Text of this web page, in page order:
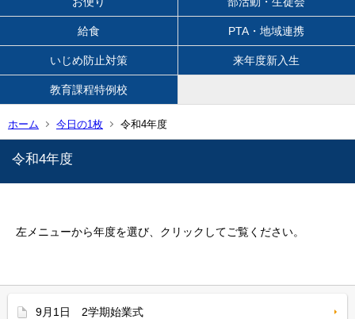
給食 PTA・地域連携
いじめ防止対策 来年度新入生
教育課程特例校
ホーム 今日の1枚 令和4年度
令和4年度
左メニューから年度を選び、クリックしてご覧ください。
9月1日 2学期始業式